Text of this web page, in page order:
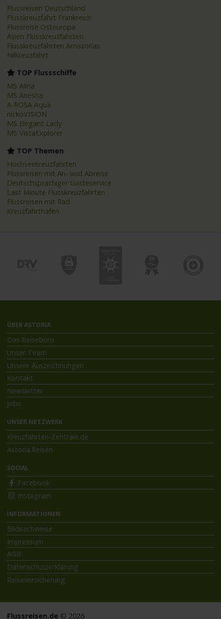
Flussreisen Deutschland
Flusskreuzfahrt Frankreich
Flussreise Osteuropa
Asien Flusskreuzfahrten
Flusskreuzfahrten Amazonas
Nilkreuzfahrt
TOP Flussschiffe
MS Alina
MS Anesha
A-ROSA Aqua
nickoVISION
MS Elegant Lady
MS VistaExplorer
TOP Themen
Hochseekreuzfahrten
Flussreisen mit An- und Abreise
Deutschsprachiger Gästeservice
Last Minute Flusskreuzfahrten
Flussreisen mit Rad
Kreuzfahrthäfen
ÜBER ASTORIA
Das Reisebüro
Unser Team
Unsere Auszeichnungen
Kontakt
Newsletter
Jobs
UNSER NETZWERK
Kreuzfahrten-Zentrale.de
Astoria.Reisen
SOCIAL
Facebook
Instagram
INFORMATIONEN
Bildnachweise
Impressum
AGB
Datenschutzerklärung
Reiseversicherung
Flussreisen.de © 2026